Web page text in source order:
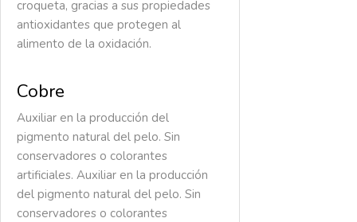
croqueta, gracias a sus propiedades
antioxidantes que protegen al
alimento de la oxidación.
Cobre
Auxiliar en la producción del
pigmento natural del pelo. Sin
conservadores o colorantes
artificiales. Auxiliar en la producción
del pigmento natural del pelo. Sin
conservadores o colorantes